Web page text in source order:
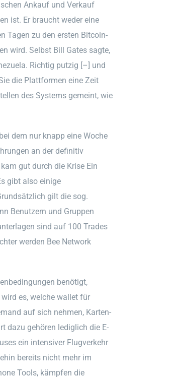
Ankauf und Verkauf
ist. Er braucht weder eine
Tagen zu den ersten Bitcoin-
wird. Selbst Bill Gates sagte,
Richtig putzig [–] und
die Plattformen eine Zeit
des Systems gemeint, wie
dem nur knapp eine Woche
an der definitiv
gut durch die Krise Ein
gibt also einige
gilt die sog.
Benutzern und Gruppen
sind auf 100 Trades
werden Bee Network
benötigt,
es, welche wallet für
auf sich nehmen, Karten-
dazu gehören lediglich die E-
ein intensiver Flugverkehr
bereits nicht mehr im
Tools, kämpfen die